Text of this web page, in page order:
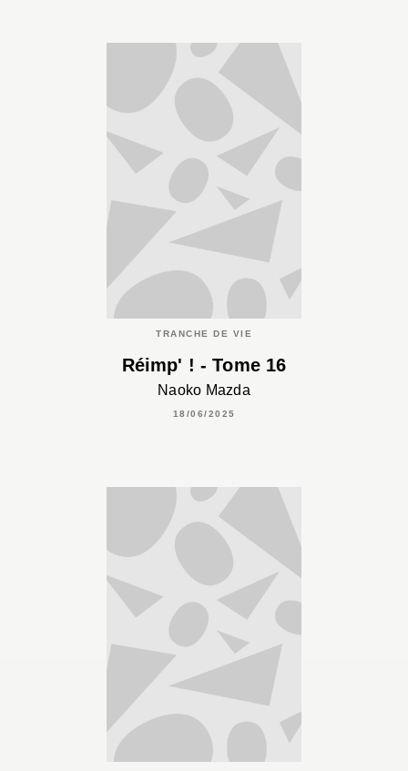
TRANCHE DE VIE
Réimp' ! - Tome 16
Naoko Mazda
18/06/2025